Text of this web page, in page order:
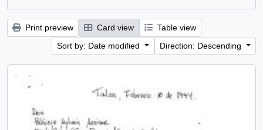
Print preview Card view
Table view
Sort by: Date modified
Direction: Descending